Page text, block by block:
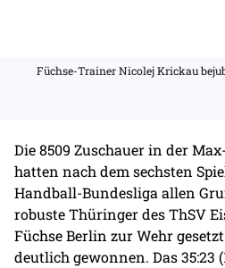
Füchse-Trainer Nicolej Krickau
Die 8509 Zuschauer in der
hatten nach dem sechsten
Handball-Bundesliga allen
robuste Thüringer des ThSV
Füchse Berlin zur Wehr
deutlich gewonnen. Das 35:23